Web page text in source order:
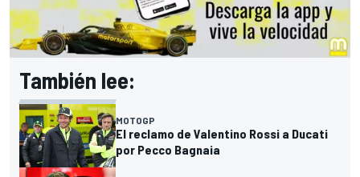
También lee:
MOTOGP
El reclamo de Valentino Rossi a Ducati
por Pecco Bagnaia